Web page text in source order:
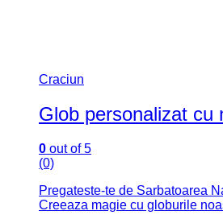
Craciun
Glob personalizat cu
0 out of 5
(0)
Pregateste-te de Sarbatoarea
Creeaza magie cu globurile